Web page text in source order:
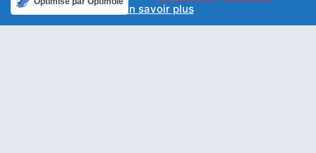
ARTICLE PRÉCÉDENTEn savoir plus